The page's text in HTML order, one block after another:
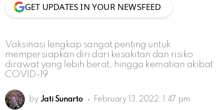
GET UPDATES IN YOUR NEWSFEED
Vaksinasi lengkap sangat penting untuk
mempersiapkan diri dari kesakitan dan risiko
dirawat yang lebih berat, hingga kematian akibat
COVID-19
by Jati Sunarto February 13, 2022, 1:47 pm